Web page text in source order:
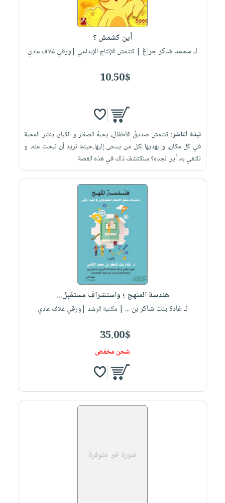
أين كشمش ؟
لـ محمد شاكر جراغ | كشمش للإنتاج الإبداعي |ورقي غلاف عادي
10.50$
نبذة الناشر: كشمش صديقُ الأطفال، يحبهُ الصغار و الكبار، ينشر المحبة
في كل مكان، و يهديها لكل من يسعى إليها.حينما نريد أن نبحث عنه، و
نلتقي به، أين نجده؟ سنكتشف ذلك في هذه القصة
هندسة المنهج ؛ واستشراف مستقبل...
لـ غادة بنت شاكر بن ... | مكتبة الرشد |ورقي غلاف عادي
35.00$
شحن مخفض